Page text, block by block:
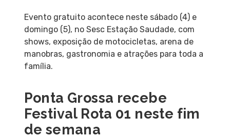
Evento gratuito acontece neste sábado (4) e
domingo (5), no Sesc Estação Saudade, com
shows, exposição de motocicletas, arena de
manobras, gastronomia e atrações para toda a
família.
Ponta Grossa recebe
Festival Rota 01 neste fim
de semana